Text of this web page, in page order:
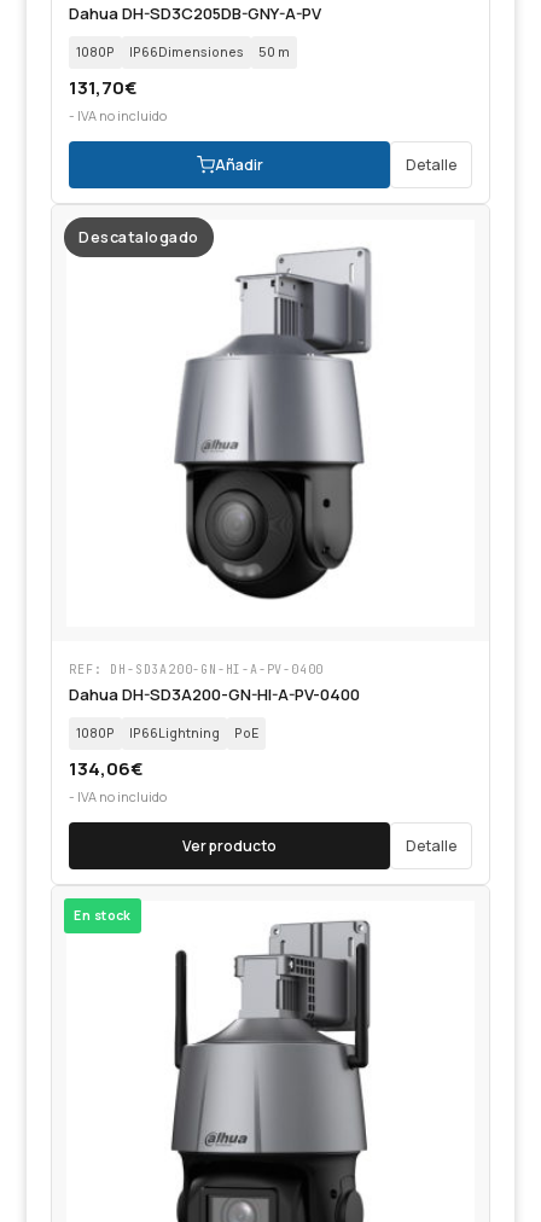
Dahua DH-SD3C205DB-GNY-A-PV
1080P IP66Dimensiones 50 m
131,70€
- IVA no incluido
Añadir Detalle
Descatalogado
REF: DH-SD3A200-GN-HI-A-PV-0400
Dahua DH-SD3A200-GN-HI-A-PV-0400
1080P IP66Lightning PoE
134,06€
- IVA no incluido
Ver producto Detalle
En stock